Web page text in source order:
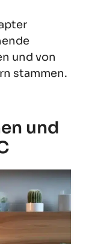
und von
stammen.
und